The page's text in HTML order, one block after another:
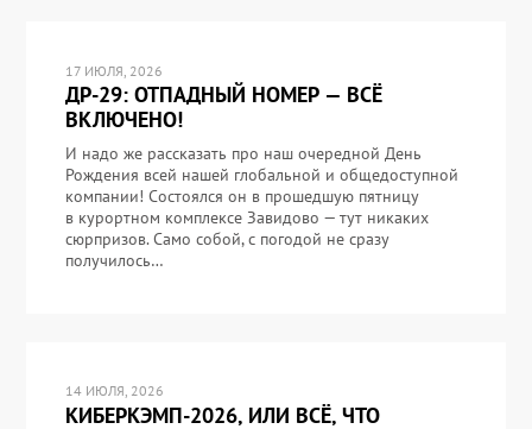
17 ИЮЛЯ, 2026
ДР-29: ОТПАДНЫЙ НОМЕР — ВСЁ
ВКЛЮЧЕНО!
И надо же рассказать про наш очередной День
Рождения всей нашей глобальной и общедоступной
компании! Состоялся он в прошедшую пятницу
в курортном комплексе Завидово — тут никаких
сюрпризов. Само собой, с погодой не сразу
получилось…
14 ИЮЛЯ, 2026
КИБЕРКЭМП-2026, ИЛИ ВСЁ, ЧТО